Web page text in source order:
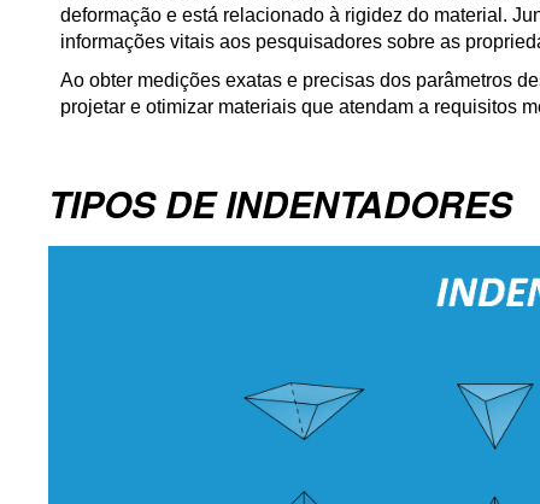
deformação e está relacionado à rigidez do material.
informações vitais aos pesquisadores sobre as
Ao obter medições exatas e precisas dos parâmetros
projetar e otimizar materiais que atendam a requisitos
TIPOS DE INDENTADORES